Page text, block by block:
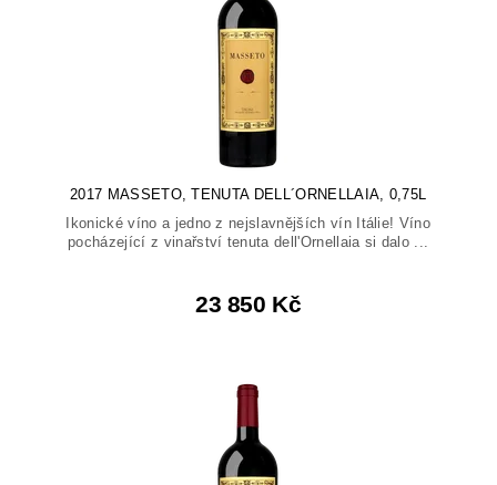
2017 MASSETO, TENUTA DELL´ORNELLAIA, 0,75L
Ikonické víno a jedno z nejslavnějších vín Itálie! Víno
pocházející z vinařství tenuta dell'Ornellaia si dalo ...
23 850 Kč